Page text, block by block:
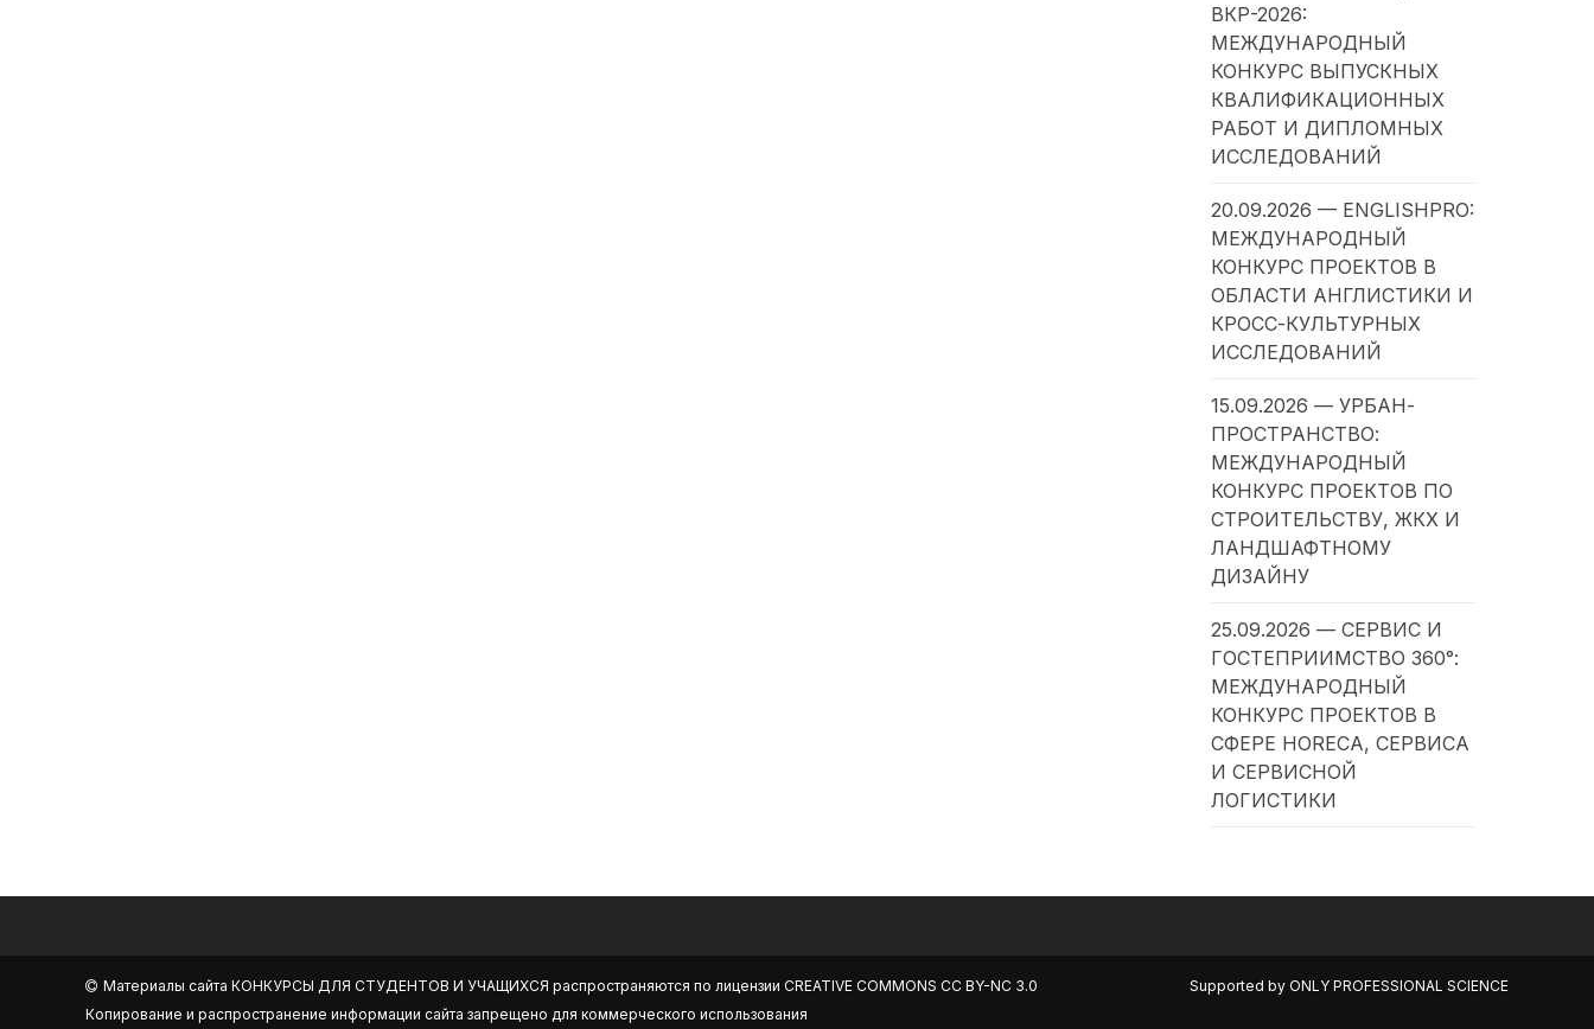
ВКР-2026:
МЕЖДУНАРОДНЫЙ
КОНКУРС ВЫПУСКНЫХ
КВАЛИФИКАЦИОННЫХ
РАБОТ И ДИПЛОМНЫХ
ИССЛЕДОВАНИЙ
20.09.2026 — ENGLISHPRO:
МЕЖДУНАРОДНЫЙ
КОНКУРС ПРОЕКТОВ В
ОБЛАСТИ АНГЛИСТИКИ И
КРОСС-КУЛЬТУРНЫХ
ИССЛЕДОВАНИЙ
15.09.2026 — УРБАН-
ПРОСТРАНСТВО:
МЕЖДУНАРОДНЫЙ
КОНКУРС ПРОЕКТОВ ПО
СТРОИТЕЛЬСТВУ, ЖКХ И
ЛАНДШАФТНОМУ
ДИЗАЙНУ
25.09.2026 — СЕРВИС И
ГОСТЕПРИИМСТВО 360°:
МЕЖДУНАРОДНЫЙ
КОНКУРС ПРОЕКТОВ В
СФЕРЕ HORECA, СЕРВИСА
И СЕРВИСНОЙ
ЛОГИСТИКИ
Материалы сайта КОНКУРСЫ ДЛЯ СТУДЕНТОВ И УЧАЩИХСЯ распространяются по лицензии CREATIVE COMMONS CC BY-NC 3.0
Копирование и распространение информации сайта запрещено для коммерческого использования
Supported by ONLY PROFESSIONAL SCIENCE